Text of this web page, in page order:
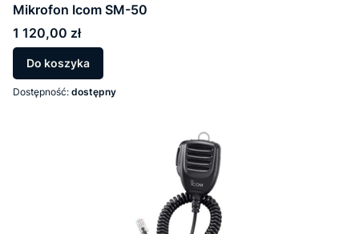
Mikrofon Icom SM-50
Cena
1 120,00 zł
Do koszyka
Dostępność: dostępny